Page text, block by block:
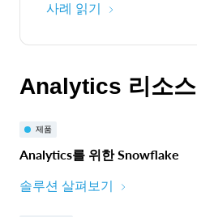
사례 읽기
Analytics 리소스
제품
Analytics를 위한 Snowflake
솔루션 살펴보기